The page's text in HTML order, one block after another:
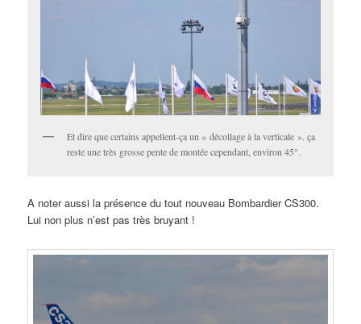
Et dire que certains appellent-ça un « décollage à la verticale ». ça
reste une très grosse pente de montée cependant, environ 45°.
A noter aussi la présence du tout nouveau Bombardier CS300.
Lui non plus n’est pas très bruyant !